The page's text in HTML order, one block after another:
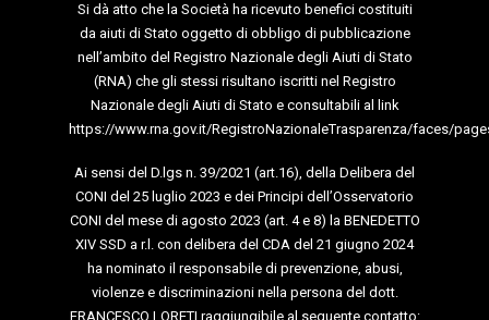
Si dà atto che la Società ha ricevuto benefici costituiti
da aiuti di Stato oggetto di obbligo di pubblicazione
nell’ambito del Registro Nazionale degli Aiuti di Stato
(RNA) che gli stessi risultano iscritti nel Registro
Nazionale degli Aiuti di Stato e consultabili al link
https://www.rna.gov.it/RegistroNazionaleTrasparenza/faces/
Ai sensi del D.lgs n. 39/2021 (art.16), della Delibera del
CONI del 25 luglio 2023 e dei Principi dell’Osservatorio
CONI del mese di agosto 2023 (art. 4 e 8) la BENEDETTO
XIV SSD a r.l. con delibera del CDA del 21 giugno 2024
ha nominato il responsabile di prevenzione, abusi,
violenze e discriminazioni nella persona del dott.
FRANCESCO LORETI raggiungibile al seguente contatto: